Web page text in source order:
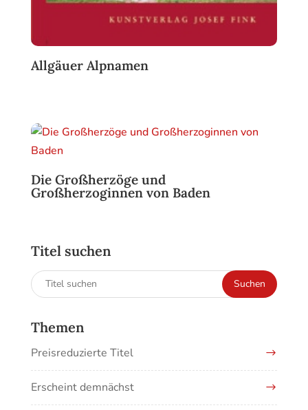
Allgäuer Alpnamen
war:
14,80 €
ist:
6,00 €.
Die Großherzöge und
Großherzoginnen von Baden
Titel suchen
Suchen
nach:
Suchen
Themen
Preisreduzierte Titel
Erscheint demnächst